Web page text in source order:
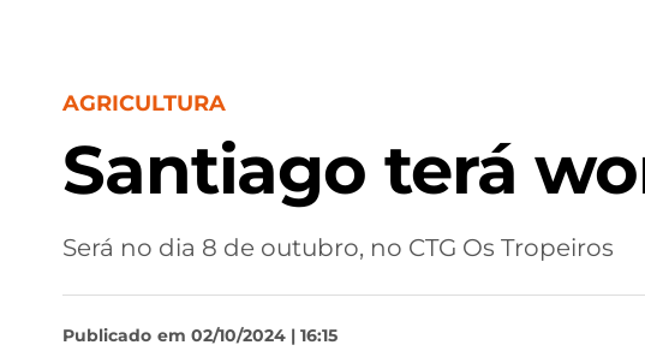
AGRICULTURA
Santiago terá
Será no dia 8 de outubro, no CTG Os Tropeiros
Publicado em 02/10/2024 | 16:15